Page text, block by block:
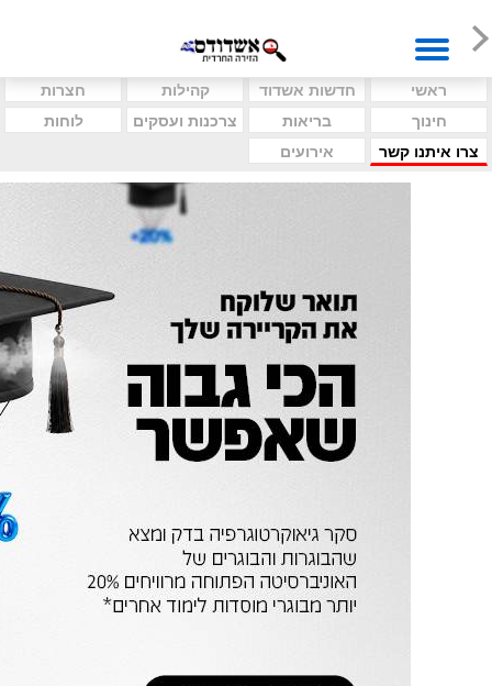
ראשי חדשות אשדוד קהילות
חצרות
חינוך
בריאות צרכנות ועסקים
לוחות
צרו איתנו קשר
אירועים